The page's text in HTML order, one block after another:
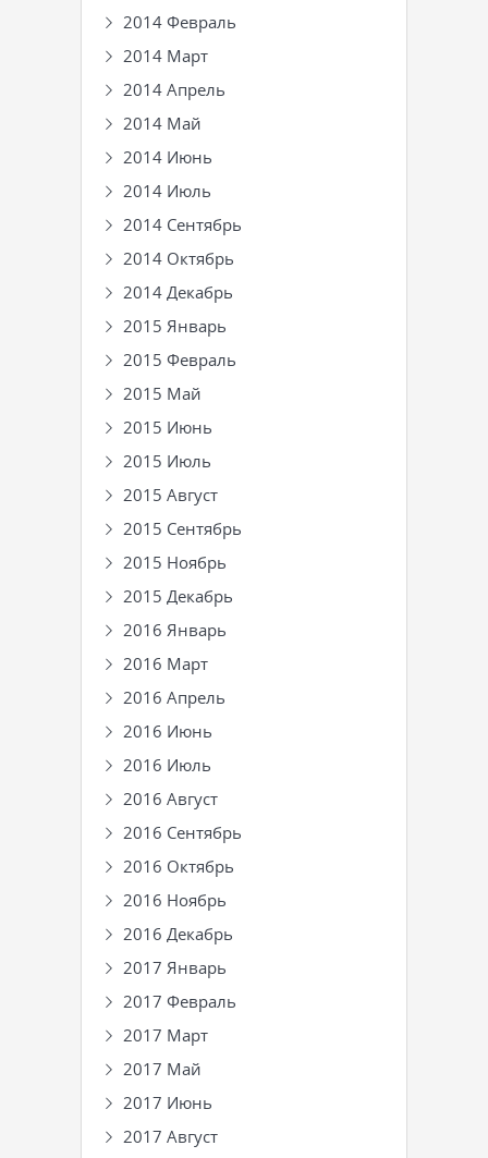
2014 Февраль
2014 Март
2014 Апрель
2014 Май
2014 Июнь
2014 Июль
2014 Сентябрь
2014 Октябрь
2014 Декабрь
2015 Январь
2015 Февраль
2015 Май
2015 Июнь
2015 Июль
2015 Август
2015 Сентябрь
2015 Ноябрь
2015 Декабрь
2016 Январь
2016 Март
2016 Апрель
2016 Июнь
2016 Июль
2016 Август
2016 Сентябрь
2016 Октябрь
2016 Ноябрь
2016 Декабрь
2017 Январь
2017 Февраль
2017 Март
2017 Май
2017 Июнь
2017 Август